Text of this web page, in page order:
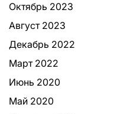
Октябрь 2023
Август 2023
Декабрь 2022
Март 2022
Июнь 2020
Май 2020